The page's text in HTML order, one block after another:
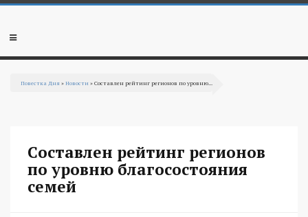
Перейти к основному содержанию
Мобильное
Повестка Дня »Новости » Составлен рейтинг регионов по уровню...
Составлен рейтинг регионов
по уровню благосостояния
семей